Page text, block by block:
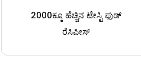
2000ಕ್ಕೂ ಹೆಚ್ಚಿನ ಟೇಸ್ಟಿ ಫುಡ್
ರೆಸಿಪೀಸ್